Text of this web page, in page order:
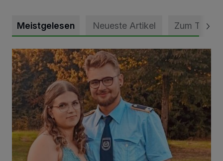
Meistgelesen Neueste Artikel Zum Thema
Mit Herzblut die Gemeinschaft leben